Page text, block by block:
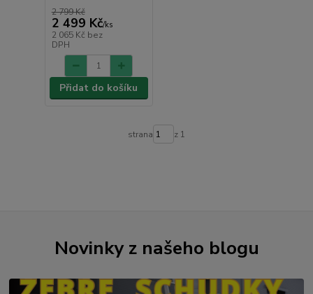
2 799 Kč
2 499 Kč/ks
2 065 Kč bez
DPH
Přidat do košíku
strana z 1
Novinky z našeho blogu